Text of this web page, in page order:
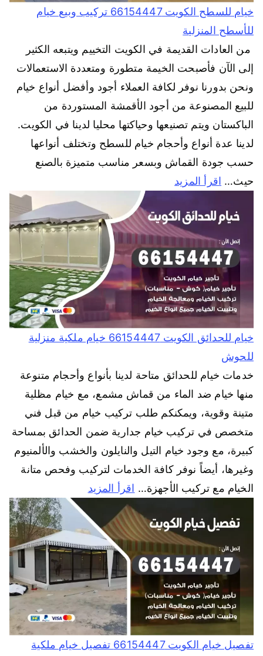
خيام للسطح الكويت 66154447 تركيب وبيع خيام
للأسطح المنزلية
من العادات القديمة في الكويت التخييم ويتبعه الكثير
إلى الآن فأصبحت الخيمة متطورة ومتعددة الاستعمالات
ونحن بدورنا نوفر لكافة العملاء أجود وأفضل أنواع خيام
للبيع المصنوعة من أجود الأقمشة المستوردة من
الباكستان ويتم تصنيعها وحياكتها محليا لدينا في الكويت.
لدينا عدة أنواع وأحجام خيام للسطح وتختلف أنواعها
حسب جودة القماش وبسعر مناسب متميزة بالصنع
حيث… اقرأ المزيد
خيام للحدائق الكويت 66154447 خيام ملكية منزلية
للحوش
خدمات خيام للحدائق متاحة لدينا بأنواع وأحجام متنوعة
منها خيام ضد الماء من قماش مشمع، مع خيام مظلية
متينة وقوية، ويمكنكم طلب تركيب خيام من قبل فني
متخصص في تركيب خيام جدارية ضمن الحدائق بمساحة
كبيرة، مع وجود خيام التيل والنايلون والخشب والألمنيوم
وغيرها، أيضاً نوفر كافة الخدمات لتركيب وفحص متانة
الخيام مع تركيب الأجهزة… اقرأ المزيد
تفصيل خيام الكويت 66154447 تفصيل خيام ملكية